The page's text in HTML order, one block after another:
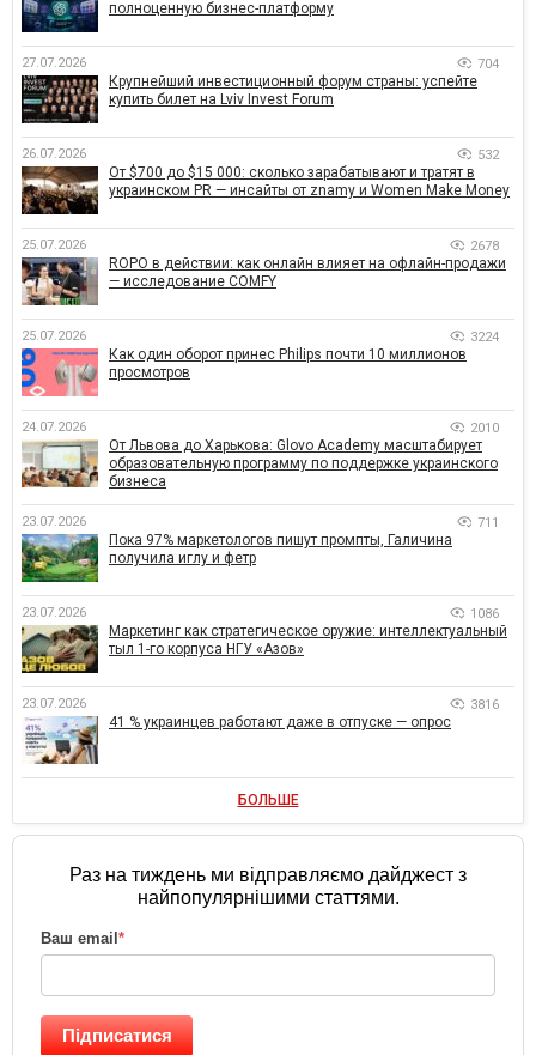
полноценную бизнес-платформу
27.07.2026 704
Крупнейший инвестиционный форум страны: успейте
купить билет на Lviv Invest Forum
26.07.2026 532
От $700 до $15 000: сколько зарабатывают и тратят в
украинском PR — инсайты от znamy и Women Make Money
25.07.2026 2678
ROPO в действии: как онлайн влияет на офлайн-продажи
— исследование COMFY
25.07.2026 3224
Как один оборот принес Philips почти 10 миллионов
просмотров
24.07.2026 2010
От Львова до Харькова: Glovo Academy масштабирует
образовательную программу по поддержке украинского
бизнеса
23.07.2026 711
Пока 97% маркетологов пишут промпты, Галичина
получила иглу и фетр
23.07.2026 1086
Маркетинг как стратегическое оружие: интеллектуальный
тыл 1-го корпуса НГУ «Азов»
23.07.2026 3816
41 % украинцев работают даже в отпуске — опрос
БОЛЬШЕ
Раз на тиждень ми відправляємо дайджест з
найпопулярнішими статтями.
Ваш email *
Підписатися